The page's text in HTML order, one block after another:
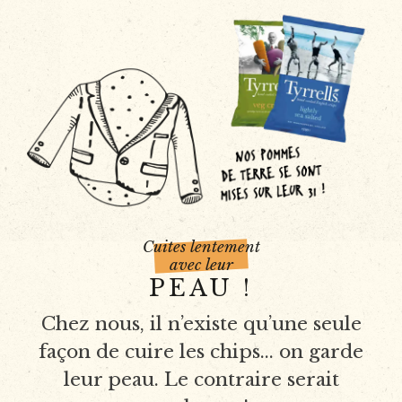
Cuites lentement
avec leur
PEAU !
Chez nous, il n’existe qu’une seule
façon de cuire les chips... on garde
leur peau. Le contraire serait